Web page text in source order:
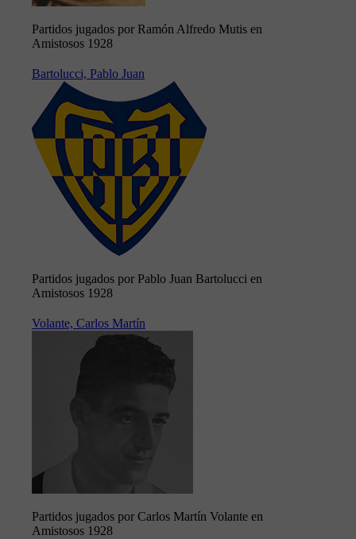
Partidos jugados por Ramón Alfredo Mutis en
Amistosos 1928
Bartolucci, Pablo Juan
Partidos jugados por Pablo Juan Bartolucci en
Amistosos 1928
Volante, Carlos Martín
Partidos jugados por Carlos Martín Volante en
Amistosos 1928